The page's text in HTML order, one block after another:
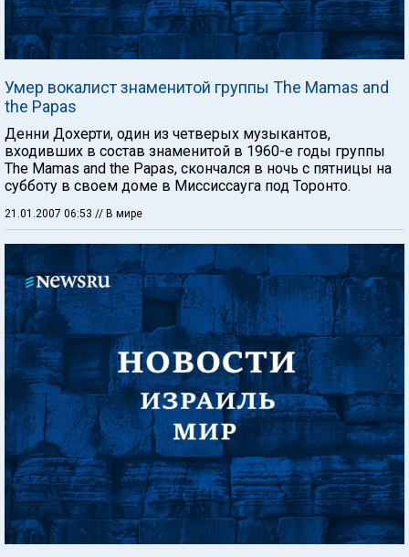
Умер вокалист знаменитой группы The Mamas and
the Papas
Денни Дохерти, один из четверых музыкантов,
входивших в состав знаменитой в 1960-е годы группы
The Mamas and the Papas, скончался в ночь с пятницы на
субботу в своем доме в Миссиссауга под Торонто.
21.01.2007 06:53 // В мире